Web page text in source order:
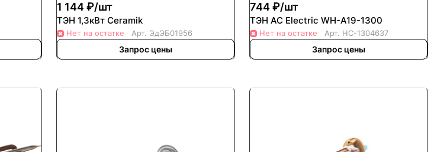
1 144 ₽/шт
ТЭН 1,3кВт Ceramik
Нет на остатке Арт. ЭдЭБ01956
Запрос цены
744 ₽/шт
ТЭН AC Electric WH-A19-1300
Нет на остатке Арт. НС-1304637
Запрос цены